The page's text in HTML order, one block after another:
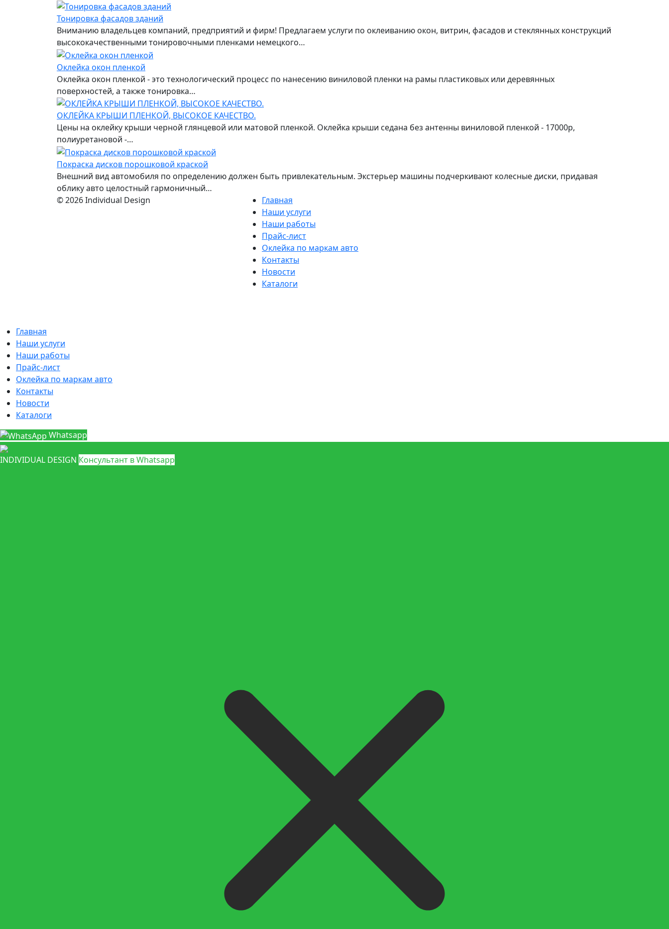
Тонировка фасадов зданий
Вниманию владельцев компаний, предприятий и фирм! Предлагаем услуги по оклеиванию окон, витрин, фасадов и стеклянных конструкций
высококачественными тонировочными пленками немецкого…
Оклейка окон пленкой
Оклейка окон пленкой - это технологический процесс по нанесению виниловой пленки на рамы пластиковых или деревянных
поверхностей, а также тонировка…
ОКЛЕЙКА КРЫШИ ПЛЕНКОЙ, ВЫСОКОЕ КАЧЕСТВО.
Цены на оклейку крыши черной глянцевой или матовой пленкой. Оклейка крыши седана без антенны виниловой пленкой - 17000р,
полиуретановой -…
Покраска дисков порошковой краской
Внешний вид автомобиля по определению должен быть привлекательным. Экстерьер машины подчеркивают колесные диски, придавая
облику авто целостный гармоничный…
© 2026 Individual Design
Главная
Наши услуги
Наши работы
Прайс-лист
Оклейка по маркам авто
Контакты
Новости
Каталоги
Главная
Наши услуги
Наши работы
Прайс-лист
Оклейка по маркам авто
Контакты
Новости
Каталоги
Whatsapp
INDIVIDUAL DESIGN Консультант в Whatsapp